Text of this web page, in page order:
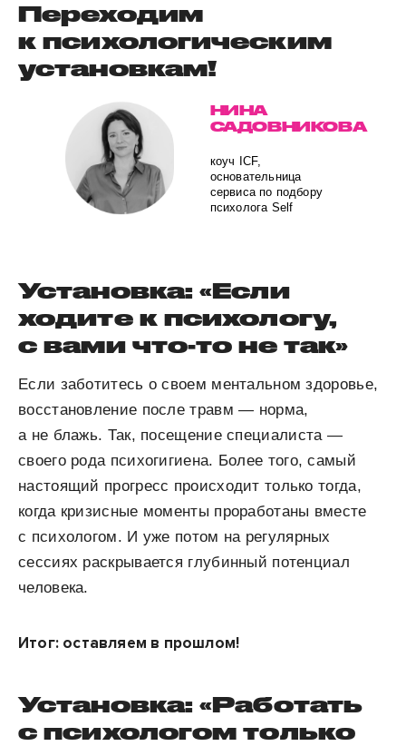
Переходим
к психологическим
установкам!
НИНА
САДОВНИКОВА
коуч ICF,
основательница
сервиса по подбору
психолога Self
Установка: «Если
ходите к психологу,
с вами что-то не так»
Если заботитесь о своем ментальном здоровье,
восстановление после травм — норма,
а не блажь. Так, посещение специалиста —
своего рода психогигиена. Более того, самый
настоящий прогресс происходит только тогда,
когда кризисные моменты проработаны вместе
с психологом. И уже потом на регулярных
сессиях раскрывается глубинный потенциал
человека.
Итог: оставляем в прошлом!
Установка: «Работать
с психологом только